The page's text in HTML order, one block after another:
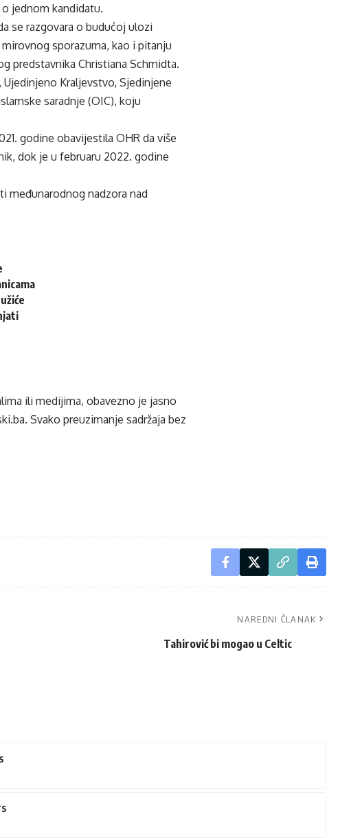
jednom kandidatu.
se razgovara o budućoj ulozi
sporazuma, kao i pitanju
predstavnika Christiana Schmidta.
Ujedinjeno Kraljevstvo, Sjedinjene
saradnje (OIC), koju
godine obavijestila OHR da više
dok je u februaru 2022. godine
međunarodnog nadzora nad
ili medijima, obavezno je jasno
. Svako preuzimanje sadržaja bez
NAREDNI ČLANAK
Tahirović bi mogao u Celtic